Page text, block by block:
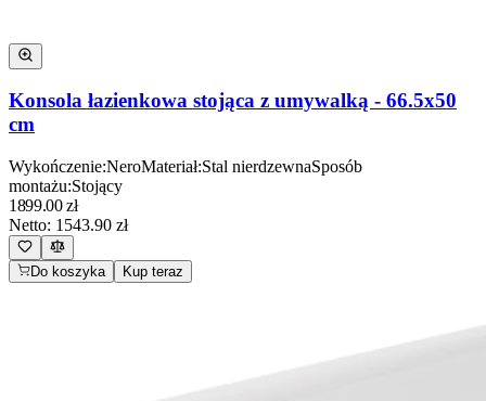
Konsola łazienkowa stojąca z umywalką - 66.5x50
cm
Wykończenie:NeroMateriał:Stal nierdzewnaSposób
montażu:Stojący
1899.00zł
Netto: 1543.90 zł
Do koszyka Kup teraz